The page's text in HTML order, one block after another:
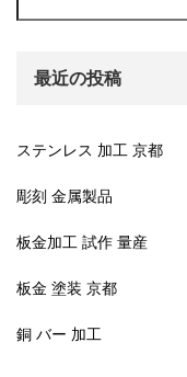
最近の投稿
ステンレス 加工 京都
彫刻 金属製品
板金加工 試作 量産
板金 塗装 京都
銅 バー 加工